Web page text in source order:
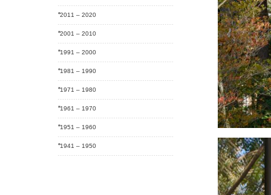
2011 – 2020
2001 – 2010
1991 – 2000
1981 – 1990
1971 – 1980
1961 – 1970
1951 – 1960
1941 – 1950